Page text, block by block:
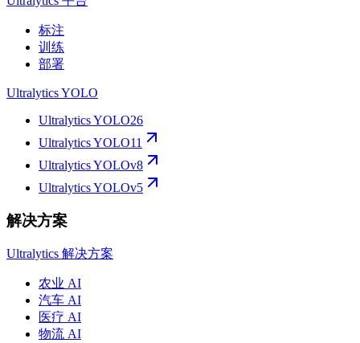
标注
训练
部署
Ultralytics YOLO
Ultralytics YOLO26
Ultralytics YOLO11
Ultralytics YOLOv8
Ultralytics YOLOv5
解决方案
Ultralytics 解决方案
农业 AI
汽车 AI
医疗 AI
物流 AI